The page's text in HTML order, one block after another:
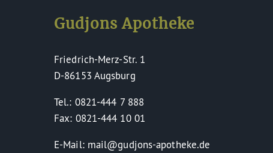
Gudjons Apotheke
Friedrich-Merz-Str. 1
D-86153 Augsburg
Tel.: 0821-444 7 888
Fax: 0821-444 10 01
E-Mail: mail@gudjons-apotheke.de